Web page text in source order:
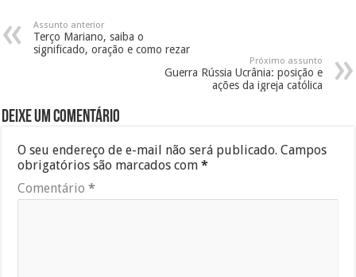
Assunto anterior
Terço Mariano, saiba o
significado, oração e como rezar
Próximo assunto
Guerra Rússia Ucrânia: posição e
ações da igreja católica
Deixe um comentário
O seu endereço de e-mail não será publicado. Campos
obrigatórios são marcados com*
Comentário*